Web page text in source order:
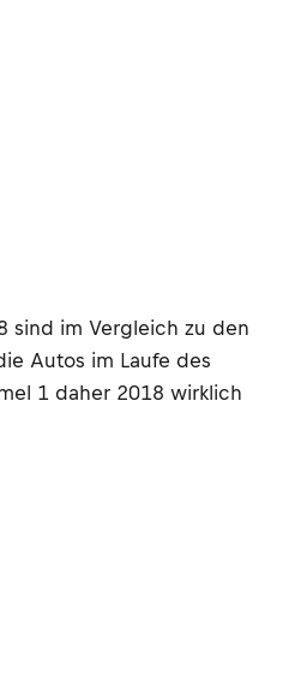
sind im Vergleich zu den
Autos im Laufe des
1 daher 2018 wirklich